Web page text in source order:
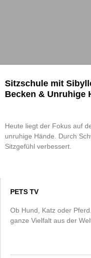
Sitzschule mit
Becken & Unruhige
Heute liegt der Fokus auf
unruhige Hände. Durch
Sitzgefühl verbessert.
PETS TV
Ob Hund, Katz oder
ganze Vielfalt aus der